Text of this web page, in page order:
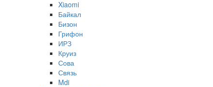
Xiaomi
Байкал
Бизон
Грифон
ИРЗ
Круиз
Сова
Связь
Mdi